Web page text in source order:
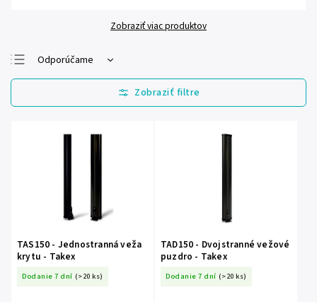
Zobraziť viac produktov
Odporúčame
Najlacnejšie
Najdrahšie
TAS150 - Jednostranná veža
krytu - Takex
Dodanie 7 dní (>20 ks)
TAD150 - Dvojstranné vežové
puzdro - Takex
Dodanie 7 dní (>20 ks)